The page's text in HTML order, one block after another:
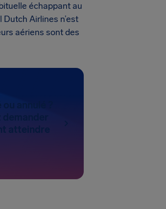
échappant au
Airlines n’est
aériens sont des
annulé ?
atteindre